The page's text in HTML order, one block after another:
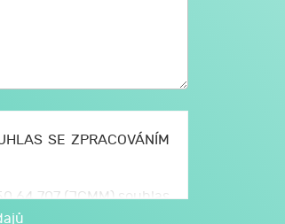
na hlasitý odposlech zavolají.
SE ZPRACOVÁNÍM
64 707 (JCMM) souhlas
a v tomto formuláři,